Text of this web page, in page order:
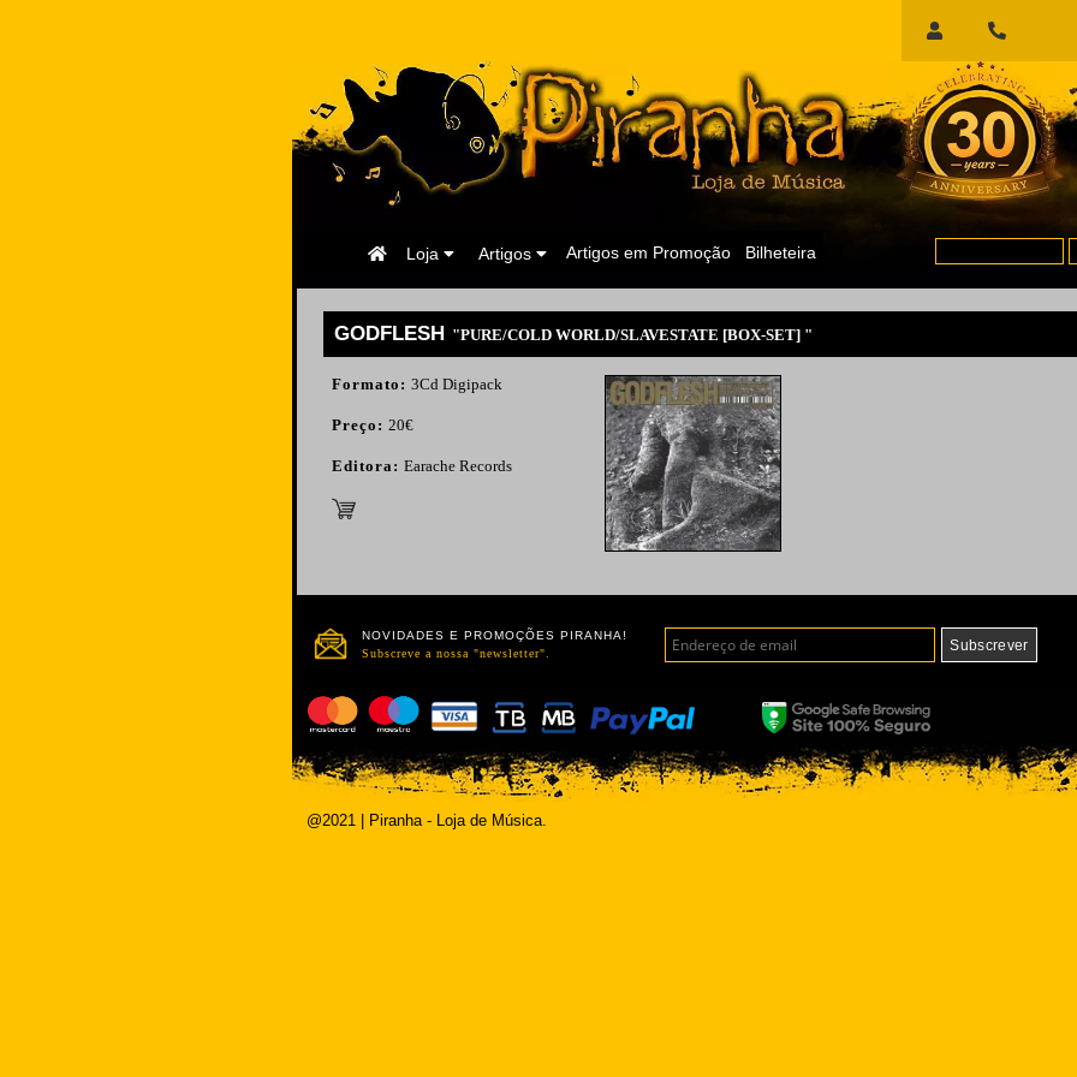
Início
Sessão
Bilheteira
Artigos em Promoção
Artigos
Loja
Página
GODFLESH "PURE/COLD WORLD/SLAVESTATE [BOX-SET] "
Formato: 3Cd Digipack
Preço: 20€
Editora: Earache Records
NOVIDADES E PROMOÇÕES PIRANHA!
Subscreve a nossa "newsletter".
@2021 | Piranha - Loja de Música.